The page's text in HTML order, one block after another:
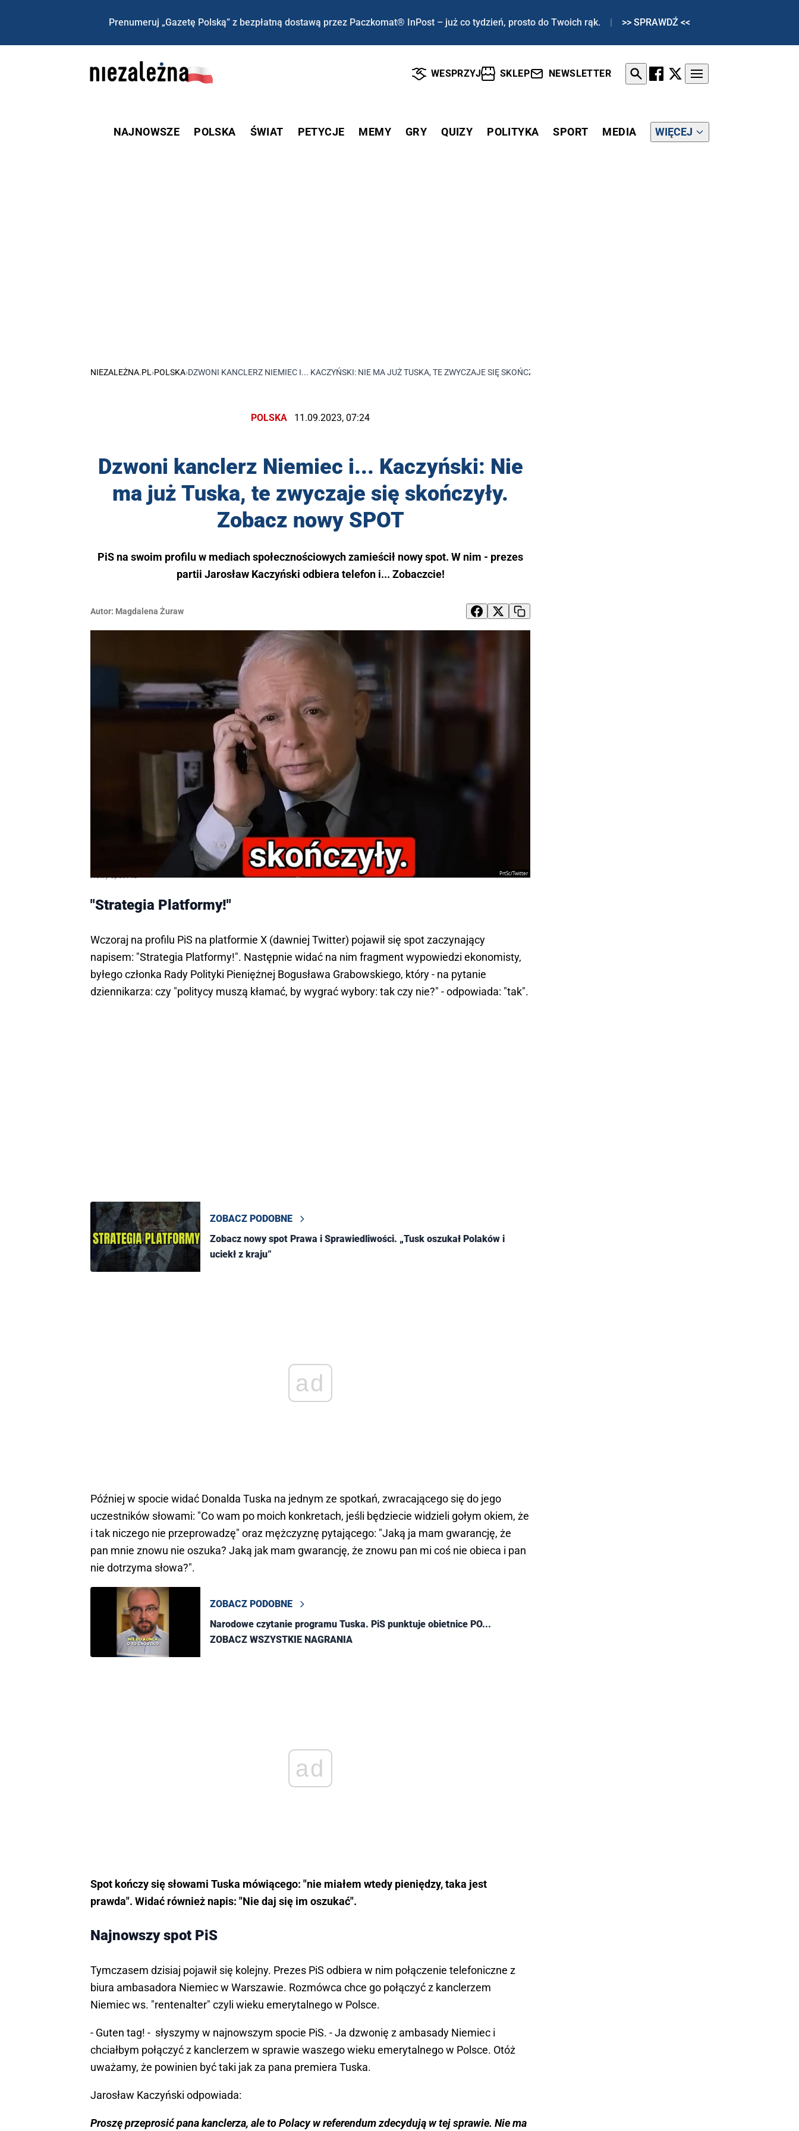
Prenumeruj „Gazetę Polską” z bezpłatną dostawą przez Paczkomat® InPost – już co tydzień, prosto do Twoich rąk. | >> SPRAWDŹ <<
WESPRZYJ SKLEP NEWSLETTER
NAJNOWSZE POLSKA ŚWIAT PETYCJE MEMY GRY QUIZY POLITYKA SPORT MEDIA WIĘCEJ
NIEZALEŻNA.PL ›POLSKA›DZWONI KANCLERZ NIEMIEC I... KACZYŃSKI: NIE MA JUŻ TUSKA, TE ZWYCZAJE SIĘ SKOŃCZYŁY. ZOBACZ NOWY SPOT
POLSKA 11.09.2023, 07:24
Dzwoni kanclerz Niemiec i... Kaczyński: Nie
ma już Tuska, te zwyczaje się skończyły.
Zobacz nowy SPOT
PiS na swoim profilu w mediach społecznościowych zamieścił nowy spot. W nim - prezes
partii Jarosław Kaczyński odbiera telefon i... Zobaczcie!
Autor: Magdalena Żuraw
PrtSc/Twitter
Nowy spot PiS
"Strategia Platformy!"
Wczoraj na profilu PiS na platformie X (dawniej Twitter) pojawił się spot zaczynający
napisem: "Strategia Platformy!". Następnie widać na nim fragment wypowiedzi ekonomisty,
byłego członka Rady Polityki Pieniężnej Bogusława Grabowskiego, który - na pytanie
dziennikarza: czy "politycy muszą kłamać, by wygrać wybory: tak czy nie?" - odpowiada: "tak".
ZOBACZ PODOBNE
Zobacz nowy spot Prawa i Sprawiedliwości. „Tusk oszukał Polaków i
uciekł z kraju”
ad
Później w spocie widać Donalda Tuska na jednym ze spotkań, zwracającego się do jego
uczestników słowami: "Co wam po moich konkretach, jeśli będziecie widzieli gołym okiem, że
i tak niczego nie przeprowadzę" oraz mężczyznę pytającego: "Jaką ja mam gwarancję, że
pan mnie znowu nie oszuka? Jaką jak mam gwarancję, że znowu pan mi coś nie obieca i pan
nie dotrzyma słowa?".
ZOBACZ PODOBNE
Narodowe czytanie programu Tuska. PiS punktuje obietnice PO...
ZOBACZ WSZYSTKIE NAGRANIA
ad
Spot kończy się słowami Tuska mówiącego: "nie miałem wtedy pieniędzy, taka jest
prawda". Widać również napis: "Nie daj się im oszukać".
Najnowszy spot PiS
Tymczasem dzisiaj pojawił się kolejny. Prezes PiS odbiera w nim połączenie telefoniczne z
biura ambasadora Niemiec w Warszawie. Rozmówca chce go połączyć z kanclerzem
Niemiec ws. "rentenalter" czyli wieku emerytalnego w Polsce.
- Guten tag! - słyszymy w najnowszym spocie PiS. - Ja dzwonię z ambasady Niemiec i
chciałbym połączyć z kanclerzem w sprawie waszego wieku emerytalnego w Polsce. Otóż
uważamy, że powinien być taki jak za pana premiera Tuska.
Jarosław Kaczyński odpowiada:
Proszę przeprosić pana kanclerza, ale to Polacy w referendum zdecydują w tej sprawie. Nie ma